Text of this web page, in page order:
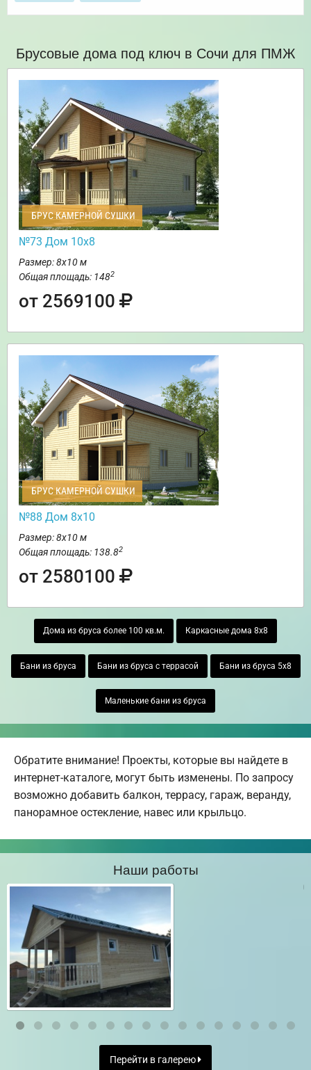
Брусовые дома под ключ в Сочи для ПМЖ
БРУС КАМЕРНОЙ СУШКИ
№73 Дом 10х8
Размер: 8х10 м
Общая площадь: 1482
от 2569100
БРУС КАМЕРНОЙ СУШКИ
№88 Дом 8х10
Размер: 8х10 м
Общая площадь: 138.82
от 2580100
Дома из бруса более 100 кв.м. Каркасные дома 8х8
Бани из бруса Бани из бруса с террасой Бани из бруса 5х8
Маленькие бани из бруса
Обратите внимание! Проекты, которые вы найдете в
интернет-каталоге, могут быть изменены. По запросу
возможно добавить балкон, террасу, гараж, веранду,
панорамное остекление, навес или крыльцо.
Наши работы
Перейти в галерею